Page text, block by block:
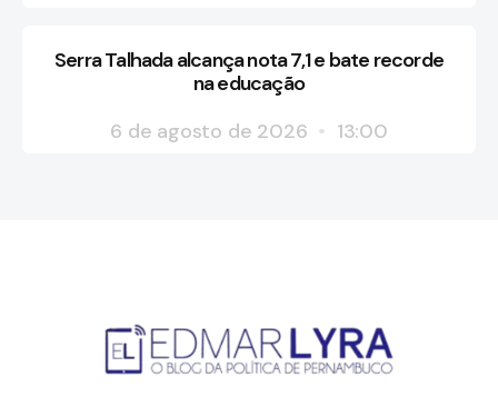
Serra Talhada alcança nota 7,1 e bate recorde
na educação
6 de agosto de 2026
13:00